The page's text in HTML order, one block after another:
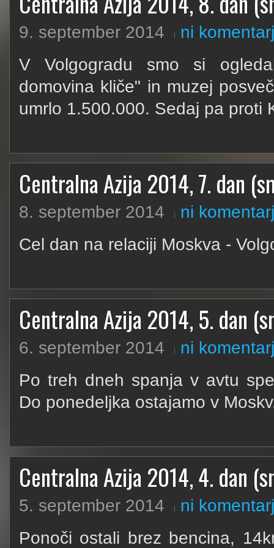
9. september 2014
ni
V Volgogradu smo si
domovina kliče" in muzej
umrlo 1.500.000. Sedaj pa proti
Centralna Azija 2014, 7. dan
8. september 2014
ni
Cel dan na relaciji Moskva -
Centralna Azija 2014, 5. dan
6. september 2014
ni
Po treh dneh spanja v avtu
Do ponedeljka ostajamo v
Centralna Azija 2014, 4. dan
5. september 2014
ni
Ponoči ostali brez bencina,